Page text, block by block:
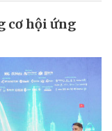
cơ hội ứng